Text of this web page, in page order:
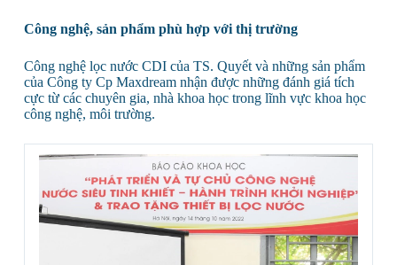
Công nghệ, sản phẩm phù hợp với thị trường
Công nghệ lọc nước CDI của TS. Quyết và những sản phẩm
của Công ty Cp Maxdream nhận được những đánh giá tích
cực từ các chuyên gia, nhà khoa học trong lĩnh vực khoa học
công nghệ, môi trường.